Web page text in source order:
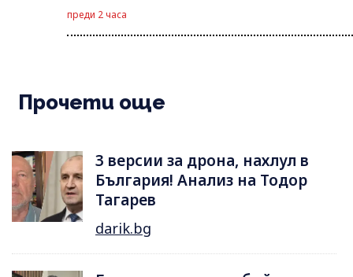
преди 2 часа
Прочети още
3 версии за дрона, нахлул в
България! Анализ на Тодор
Тагарев
darik.bg